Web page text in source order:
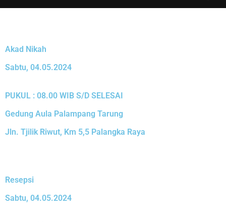
Akad Nikah
Sabtu, 04.05.2024
PUKUL : 08.00 WIB S/D SELESAI
Gedung Aula Palampang Tarung
Jln. Tjilik Riwut, Km 5,5 Palangka Raya
Resepsi
Sabtu, 04.05.2024